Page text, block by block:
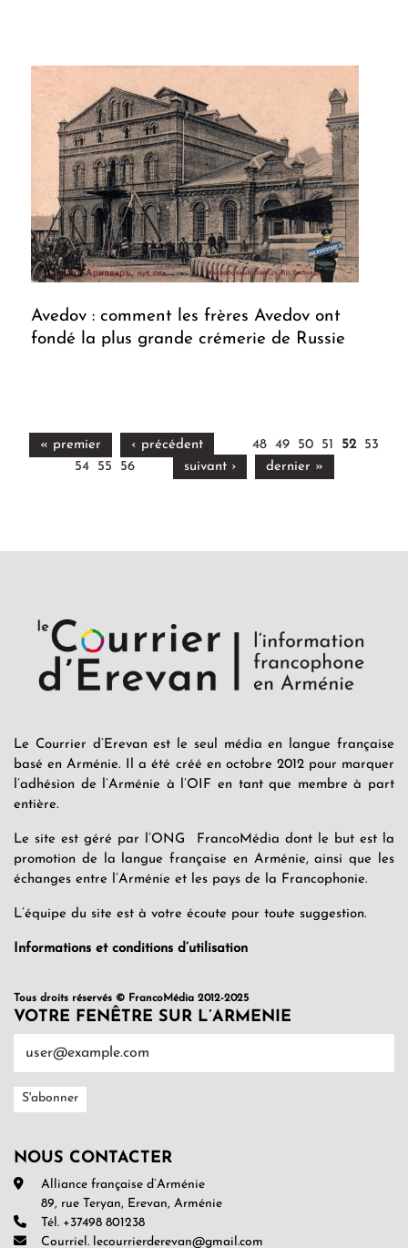
Avedov : comment les frères Avedov ont
fondé la plus grande crémerie de Russie
« premier ‹ précédent 48 49 50 51 52
53
54
55 56 suivant › dernier »
Le Courrier d’Erevan est le seul média en langue française
basé en Arménie. Il a été créé en octobre 2012 pour marquer
l’adhésion de l’Arménie à l’OIF en tant que membre à part
entière.
Le site est géré par l’ONG FrancoMédia dont le but est la
promotion de la langue française en Arménie, ainsi que les
échanges entre l’Arménie et les pays de la Francophonie.
L’équipe du site est à votre écoute pour toute suggestion.
Informations et conditions d’utilisation
Tous droits réservés © FrancoMédia 2012-2025
VOTRE FENÊTRE SUR L’ARMENIE
NOUS CONTACTER
Alliance française d’Arménie
89, rue Teryan, Erevan, Arménie
Tél. +37498 801238
Courriel. lecourrierderevan@gmail.com